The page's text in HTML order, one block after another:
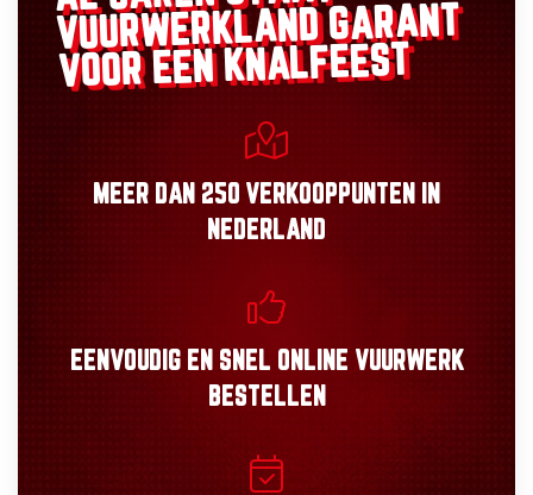
VUURWERKLANDGARANT
VOOR EEN KNALFEEST
MEER DAN 250 VERKOOPPUNTEN
IN
NEDERLAND
EENVOUDIGEN SNEL ONLINE VUURWERK
BESTELLEN